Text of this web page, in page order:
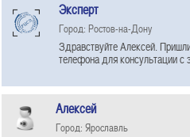
Эксперт
Город: Ростов-на-Дону
Здравствуйте Алексей.
телефона для консультации
Алексей
Город: Ярославль